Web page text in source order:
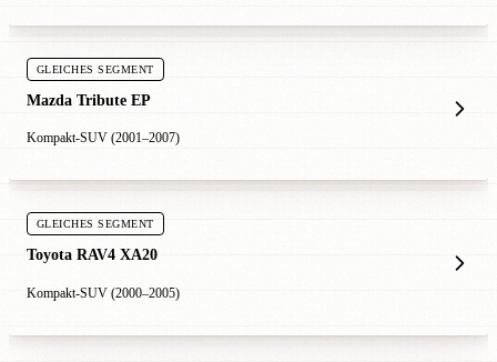
GLEICHES SEGMENT
Mazda Tribute EP
Kompakt-SUV (2001–2007)
GLEICHES SEGMENT
Toyota RAV4 XA20
Kompakt-SUV (2000–2005)